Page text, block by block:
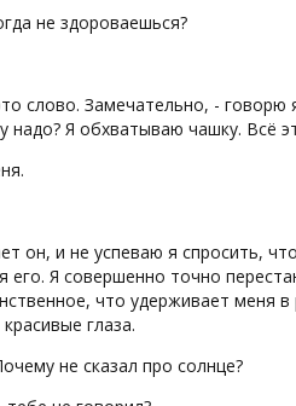
не здороваешься?
слово. Замечательно, - говорю
надо? Я обхватываю чашку. Всё
он, и не успеваю я спросить,
его. Я совершенно точно
что удерживает меня
глаза.
не сказал про солнце?